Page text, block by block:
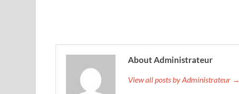
About Administrateur
View all posts by Administrateur →